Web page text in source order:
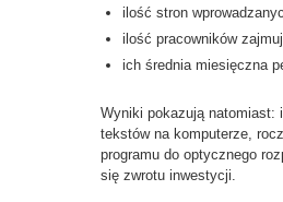
ilość stron
ilość pracowników
ich średnia miesięczna
Wyniki pokazują natomiast:
tekstów na komputerze,
programu do optycznego
się zwrotu inwestycji.